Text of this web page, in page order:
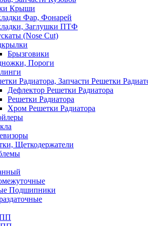
Крыши
Фар, Фонарей
Заглушки ПТФ
(Nose Cut)
Брызговики
Пороги
Радиатора, Запчасти Решетки
Дефлектор Решетки Радиатора
Решетки Радиатора
Хром Решетки Радиатора
Щеткодержатели
Подшипники